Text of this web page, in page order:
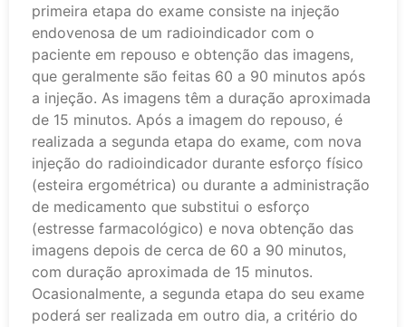
primeira etapa do exame consiste na injeção
endovenosa de um radioindicador com o
paciente em repouso e obtenção das imagens,
que geralmente são feitas 60 a 90 minutos após
a injeção. As imagens têm a duração aproximada
de 15 minutos. Após a imagem do repouso, é
realizada a segunda etapa do exame, com nova
injeção do radioindicador durante esforço físico
(esteira ergométrica) ou durante a administração
de medicamento que substitui o esforço
(estresse farmacológico) e nova obtenção das
imagens depois de cerca de 60 a 90 minutos,
com duração aproximada de 15 minutos.
Ocasionalmente, a segunda etapa do seu exame
poderá ser realizada em outro dia, a critério do